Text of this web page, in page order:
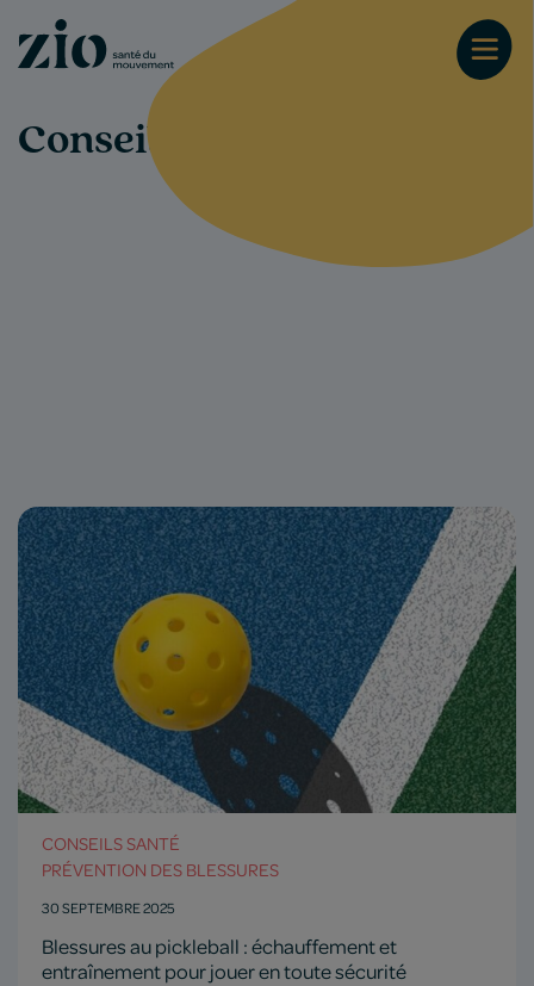
Conseils-santé
CONSEILS SANTÉ
PRÉVENTION DES BLESSURES
30 SEPTEMBRE 2025
Blessures au pickleball : échauffement et
entraînement pour jouer en toute sécurité